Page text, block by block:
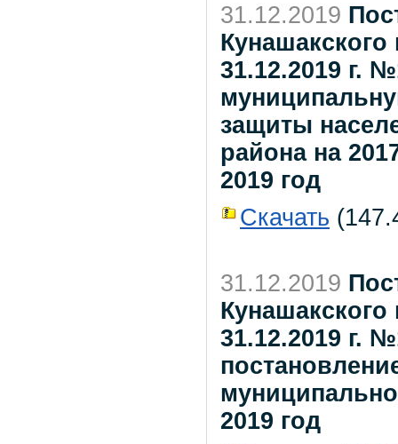
31.12.2019
31.12.2019 г.
защиты
района на
2019 год
Скачать
31.12.2019
31.12.2019 г.
2019 год